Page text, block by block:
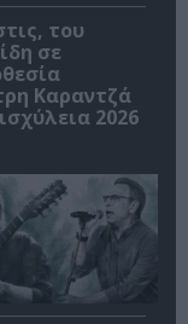
του
σε
Καραντζά
2026